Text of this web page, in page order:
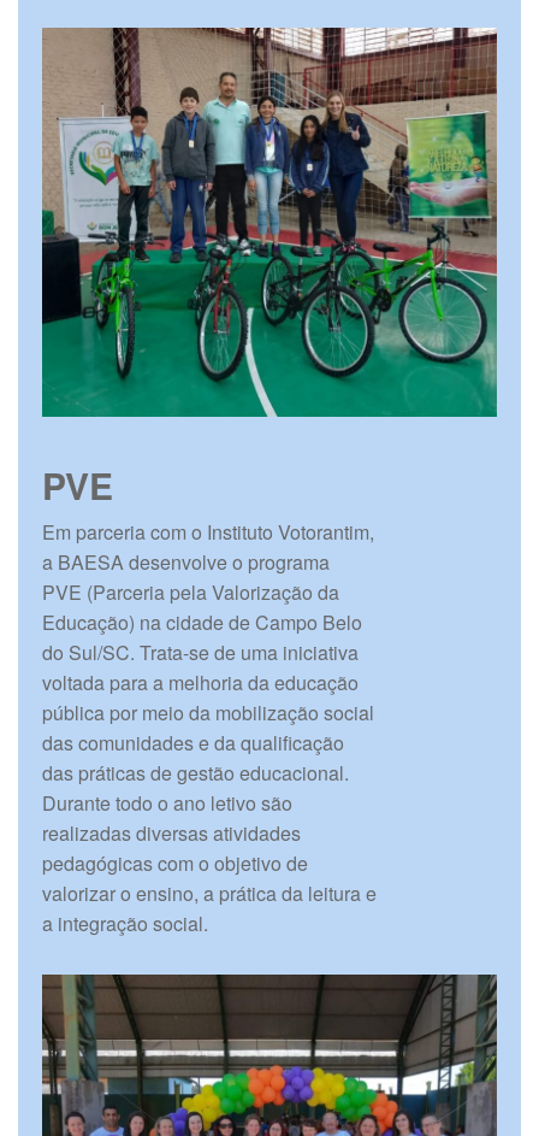
PVE
Em parceria com o Instituto Votorantim,
a BAESA desenvolve o programa
PVE (Parceria pela Valorização da
Educação) na cidade de Campo Belo
do Sul/SC. Trata-se de uma iniciativa
voltada para a melhoria da educação
pública por meio da mobilização social
das comunidades e da qualificação
das práticas de gestão educacional.
Durante todo o ano letivo são
realizadas diversas atividades
pedagógicas com o objetivo de
valorizar o ensino, a prática da leitura e
a integração social.